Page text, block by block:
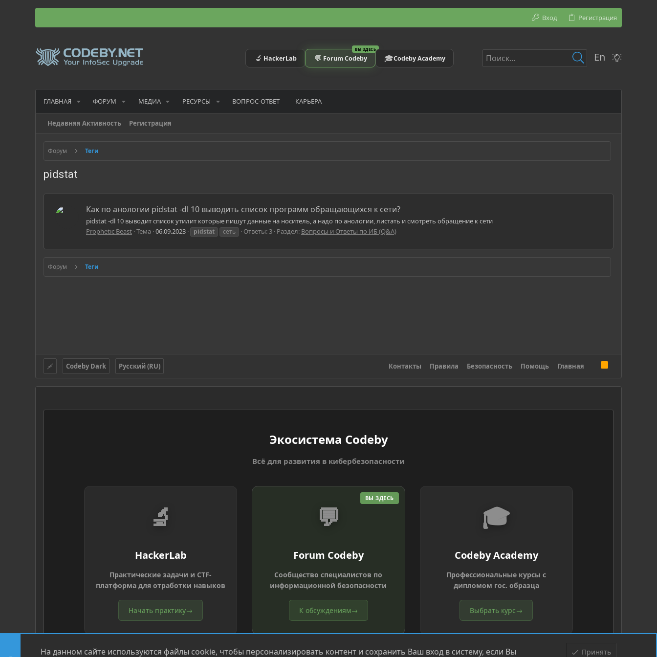
Вход Регистрация
🔬 HackerLab
ВЫ ЗДЕСЬ
💬 Forum Codeby 🎓Codeby Academy En
ГЛАВНАЯ ФОРУМ МЕДИА РЕСУРСЫ ВОПРОС-ОТВЕТ КАРЬЕРА
Недавняя Активность Регистрация
Форум Теги
pidstat
Как по анологии pidstat -dl 10 выводить список программ обращающихся к сети?
pidstat -dl 10 выводит список утилит которые пишут данные на носитель, а надо по анологии, листать и смотреть обращение к сети
Prophetic Beast Тема 06.09.2023 pidstat сеть Ответы: 3 Раздел: Вопросы и Ответы по ИБ (Q&A)
Форум Теги
Codeby Dark Русский (RU) Контакты Правила Безопасность Помощь Главная
S
Экосистема Codeby
Всё для развития в кибербезопасности
🔬
HackerLab
Практические задачи и CTF-
платформа для отработки навыков
Начать практику→
ВЫ ЗДЕСЬ
💬
Forum Codeby
Сообщество специалистов по
информационной безопасности
К обсуждениям→
🎓
Codeby Academy
Профессиональные курсы с
дипломом гос. образца
Выбрать курс→
На данном сайте используются файлы cookie, чтобы персонализировать контент и сохранить Ваш вход в систему, если Вы
Принять